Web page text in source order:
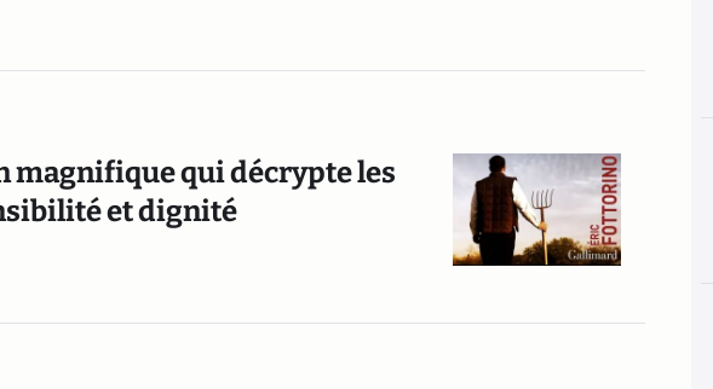
magnifique qui décrypte les
et dignité